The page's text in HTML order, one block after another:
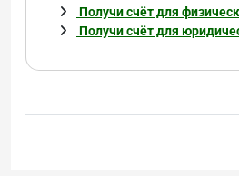
Получи счёт для
Получи счёт для